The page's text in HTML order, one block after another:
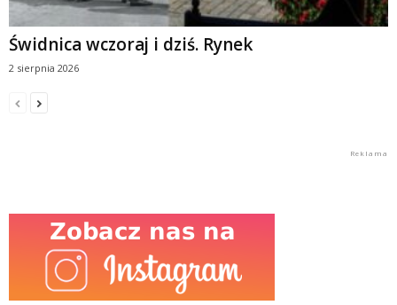
Świdnica wczoraj i dziś. Rynek
2 sierpnia 2026